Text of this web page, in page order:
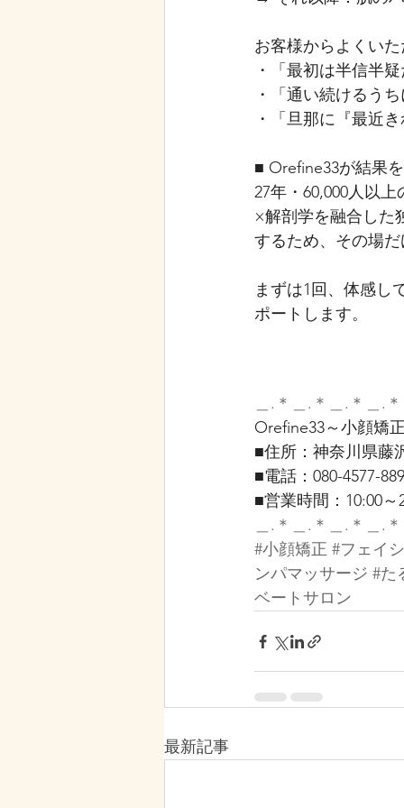
お客様からよくい
・「最初は半信半
・「通い続けるう
・「旦那に『最近
■ Orefine33が結果
27年・60,000人以
×解剖学を融合した
するため、その場
まずは1回、体感し
ポートします。
＿.＊＿.＊＿.＊＿.
Orefine33～小顔矯
■住所：神奈川県藤
■電話：080-4577-
■営業時間：10:00～
＿.＊＿.＊＿.＊＿.
#小顔矯正 #フェイ
ンパマッサージ #た
ベートサロン
最新記事